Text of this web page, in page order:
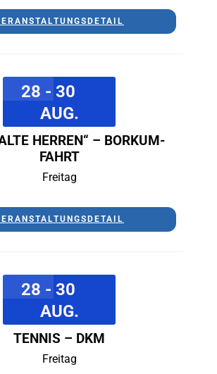
28 - 30
AUG.
HERREN“ – BORKUM-
FAHRT
Freitag
28 - 30
AUG.
TENNIS – DKM
Freitag